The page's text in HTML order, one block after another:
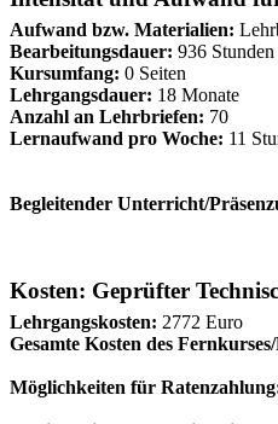
Aufwand bzw. Materialien:
Bearbeitungsdauer: 936 Stunden
Kursumfang: 0 Seiten
Lehrgangsdauer: 18 Monate
Anzahl an Lehrbriefen: 70
Lernaufwand pro Woche: 11
Begleitender Unterricht/
Kosten: Geprüfter
Lehrgangskosten: 2772 Euro
Gesamte Kosten des
Möglichkeiten für